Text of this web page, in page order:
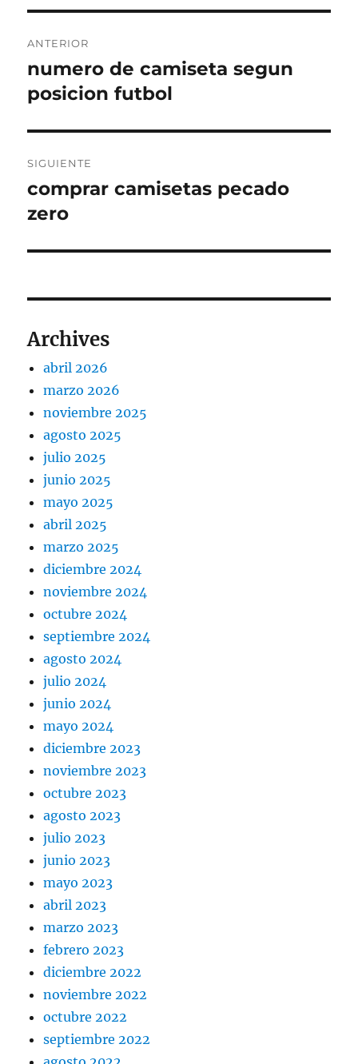
de
entradas
ANTERIOR
Entrada
anterior:
numero de camiseta segun
posicion futbol
SIGUIENTE
Entrada
siguiente:
comprar camisetas pecado
zero
Archives
abril 2026
marzo 2026
noviembre 2025
agosto 2025
julio 2025
junio 2025
mayo 2025
abril 2025
marzo 2025
diciembre 2024
noviembre 2024
octubre 2024
septiembre 2024
agosto 2024
julio 2024
junio 2024
mayo 2024
diciembre 2023
noviembre 2023
octubre 2023
agosto 2023
julio 2023
junio 2023
mayo 2023
abril 2023
marzo 2023
febrero 2023
diciembre 2022
noviembre 2022
octubre 2022
septiembre 2022